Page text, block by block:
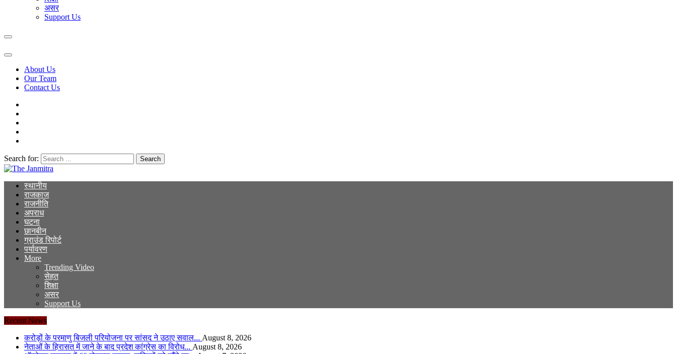
असर
Support Us
About Us
Our Team
Contact Us
Search for:
The Janmitra
The Janmitra
स्थानीय
राजकाज
राजनीति
अपराध
घटना
छानबीन
ग्राउंड रिपोर्ट
पर्यावरण
More
Trending Video
सेहत
शिक्षा
असर
Support Us
Recent News
करोड़ों के परमाणु बिजली परियोजना पर सांसद ने उठाए सवाल... August 8, 2026
नेताओं के हिरासत में जाने के बाद प्रदेश कांग्रेस का विरोध... August 8, 2026